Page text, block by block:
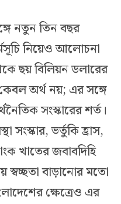
নতুন তিন বছর
নিয়েও আলোচনা
ছয় বিলিয়ন ডলারের
অর্থ নয়; এর সঙ্গে
সংস্কারের শর্ত।
ভর্তুকি হ্রাস,
খাতের জবাবদিহি
স্বচ্ছতা বাড়ানোর মতো
ক্ষেত্রেও এর